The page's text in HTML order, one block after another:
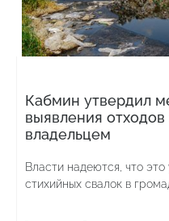
Кабмин утвердил
выявления
владельцем
Власти надеются, что
стихийных свалок в